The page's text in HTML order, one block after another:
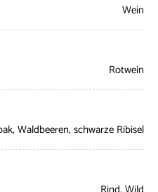
Wein
Rotwein
Waldbeeren, schwarze Ribisel